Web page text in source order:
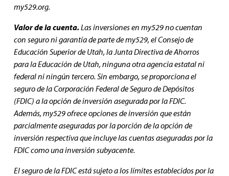
my529.org.
Valor de la cuenta.Las inversiones en my529 no cuentan
con seguro ni garantía de parte de my529, el Consejo de
Educación Superior de Utah, la Junta Directiva de Ahorros
para la Educación de Utah, ninguna otra agencia estatal ni
federal ni ningún tercero. Sin embargo, se proporciona el
seguro de la Corporación Federal de Seguro de Depósitos
(FDIC) a la opción de inversión asegurada por la FDIC.
Además, my529 ofrece opciones de inversión que están
parcialmente aseguradas por la porción de la opción de
inversión respectiva que incluye las cuentas aseguradas por la
FDIC como una inversión subyacente.
El seguro de la FDIC está sujeto a los límites establecidos por la